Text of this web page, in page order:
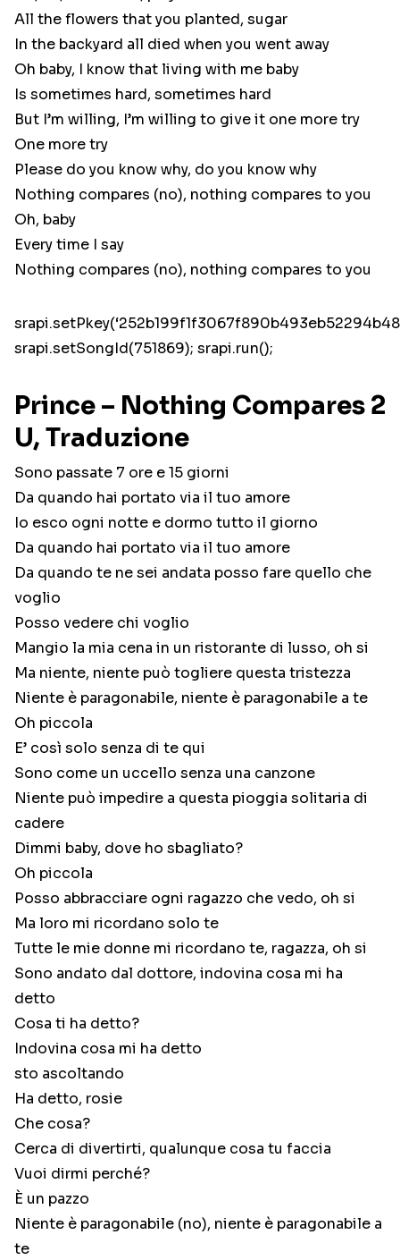
All the flowers that you planted, sugar
In the backyard all died when you went away
Oh baby, I know that living with me baby
Is sometimes hard, sometimes hard
But I’m willing, I’m willing to give it one more try
One more try
Please do you know why, do you know why
Nothing compares (no), nothing compares to you
Oh, baby
Every time I say
Nothing compares (no), nothing compares to you
srapi.setSongId(751869); srapi.run();
Prince – Nothing Compares 2
U, Traduzione
Sono passate 7 ore e 15 giorni
Da quando hai portato via il tuo amore
Io esco ogni notte e dormo tutto il giorno
Da quando hai portato via il tuo amore
Da quando te ne sei andata posso fare quello che
voglio
Posso vedere chi voglio
Mangio la mia cena in un ristorante di lusso, oh si
Ma niente, niente può togliere questa tristezza
Niente è paragonabile, niente è paragonabile a te
Oh piccola
E’ così solo senza di te qui
Sono come un uccello senza una canzone
Niente può impedire a questa pioggia solitaria di
cadere
Dimmi baby, dove ho sbagliato?
Oh piccola
Posso abbracciare ogni ragazzo che vedo, oh si
Ma loro mi ricordano solo te
Tutte le mie donne mi ricordano te, ragazza, oh si
Sono andato dal dottore, indovina cosa mi ha
detto
Cosa ti ha detto?
Indovina cosa mi ha detto
sto ascoltando
Ha detto, rosie
Che cosa?
Cerca di divertirti, qualunque cosa tu faccia
Vuoi dirmi perché?
È un pazzo
Niente è paragonabile (no), niente è paragonabile a
te